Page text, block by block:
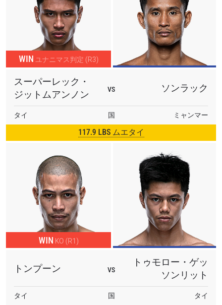
WIN ユナニマス判定 (R3)
スーパーレック・
ジットムアンノン
VS ソンラック
タイ 国 ミャンマー
117.9 LBS ムエタイ
WIN KO (R1)
トンプーン VS
トゥモロー・ゲッ
ソンリット
タイ 国 タイ
大会
ハイライトを見る
最新情報をゲット
ONEチャンピオンシップとどこでも一緒！ 最新ニ
ュース、特別オファー、ライブイベントの最高の
席をゲットするため今すぐ登録を！
Eメール
名前（ローマ字で記入）
このフォームを送信することにより、お客様は当
社のプライバシーポリシー
に基づく情報の収集、
使用および開示に同意したことになります。お客
様は、いつでも配信を停止することができます。